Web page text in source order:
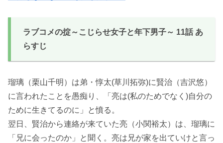
ラブコメの掟～こじらせ女子と年下男子～ 11話 あ
らすじ
瑠璃（栗山千明）は弟・惇太(草川拓弥)に賢治（吉沢悠）
に言われたことを愚痴り、「亮は(私のためでなく)自分の
ために生きてるのに」と憤る。
翌日、賢治から連絡が来ていた亮（小関裕太）は、瑠璃に
「兄に会ったのか」と聞く。亮は兄が家を出ていけと言っ